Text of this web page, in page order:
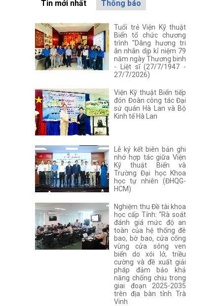
Tin mới nhất Thông báo
Tuổi trẻ Viện Kỹ thuật
Biển tổ chức chương
trình "Dâng hương tri
ân nhân dịp kỉ niệm 79
năm ngày Thương binh
- Liệt sĩ (27/7/1947 -
27/7/2026)
Viện Kỹ thuật Biển tiếp
đón Đoàn công tác Đại
sứ quán Hà Lan và Bộ
Kinh tế Hà Lan
Lễ ký kết biên bản ghi
nhớ hợp tác giữa Viện
Kỹ thuật Biển và
Trường Đại học Khoa
học tự nhiên (ĐHQG-
HCM)
Nghiệm thu Đề tài khoa
học cấp Tỉnh: “Rà soát
đánh giá mức độ an
toàn của hệ thống đê
bao, bờ bao, cửa cống
vùng cửa sông ven
biển do xói lở, triều
cường và đề xuất giải
pháp đảm bảo khả
năng chống chịu trong
giai đoạn 2025-2035
trên địa bàn tỉnh Trà
Vinh